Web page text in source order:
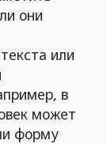
они
или
в
может
форму